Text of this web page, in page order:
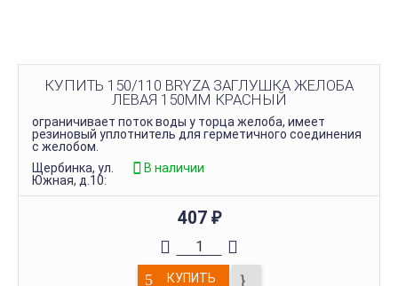
КУПИТЬ 150/110 BRYZA ЗАГЛУШКА ЖЕЛОБА
ЛЕВАЯ 150ММ КРАСНЫЙ
ограничивает поток воды у торца желоба, имеет
резиновый уплотнитель для герметичного соединения
с желобом.
Щербинка, ул.
Южная, д.10:
В наличии
407 ₽
КУПИТЬ